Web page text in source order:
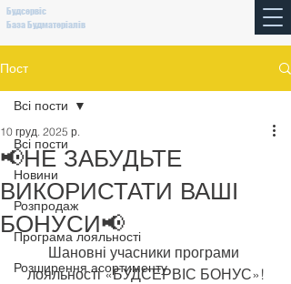
Будсервіс
База Будматеріалів
Пост
Всі пости
Новини
Розпродаж
Програма лояльності
Розширення асортименту
Всі пости
📢НЕ ЗАБУДЬТЕ
ВИКОРИСТАТИ ВАШІ
БОНУСИ📢
10 груд. 2025 р.
Шановні учасники програми
лояльності «БУДСЕРВІС БОНУС»!